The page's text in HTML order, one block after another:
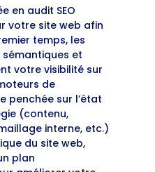
en audit SEO
votre site web afin
temps, les
et
votre visibilité sur
de
penchée sur l’état
(contenu,
interne, etc.)
du site web,
plan